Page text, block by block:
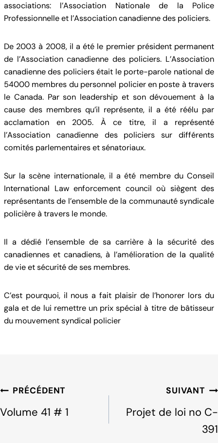
associations: l’Association Nationale de la Police
Professionnelle et l’Association canadienne des policiers.
De 2003 à 2008, il a été le premier président permanent
de l’Association canadienne des policiers. L’Association
canadienne des policiers était le porte-parole national de
54000 membres du personnel policier en poste à travers
le Canada. Par son leadership et son dévouement à la
cause des membres qu’il représente, il a été réélu par
acclamation en 2005. À ce titre, il a représenté
l’Association canadienne des policiers sur différents
comités parlementaires et sénatoriaux.
Sur la scène internationale, il a été membre du Conseil
International Law enforcement council où siègent des
représentants de l’ensemble de la communauté syndicale
policière à travers le monde.
Il a dédié l’ensemble de sa carrière à la sécurité des
canadiennes et canadiens, à l’amélioration de la qualité
de vie et sécurité de ses membres.
C’est pourquoi, il nous a fait plaisir de l’honorer lors du
gala et de lui remettre un prix spécial à titre de bâtisseur
du mouvement syndical policier
Navigation
l'article
PRÉCÉDENT
Volume 41 # 1
SUIVANT
Projet de loi no C-
391